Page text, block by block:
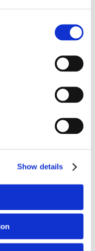
Show details